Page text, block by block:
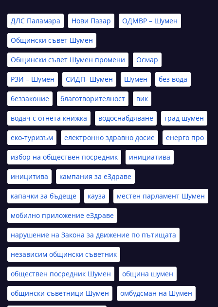
ДЛС Паламара Нови Пазар ОДМВР – Шумен
Общински съвет Шумен
Общински съвет Шумен промени Осмар
РЗИ – Шумен СИДП- Шумен Шумен без вода
беззаконие благотворителност вик
водач с отнета книжка водоснабдяване град шумен
еко-туризъм електронно здравно досие енерго про
избор на обществен посредник инициатива
иницитива кампания за еЗдраве
капачки за бъдеще кауза местен парламент Шумен
мобилно приложение еЗдраве
нарушение на Закона за движение по пътищата
независим общински съветник
обществен посредник Шумен община шумен
общински съветници Шумен омбудсман на Шумен